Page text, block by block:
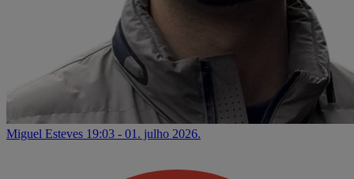
Miguel Esteves 19:03 - 01. julho 2026.